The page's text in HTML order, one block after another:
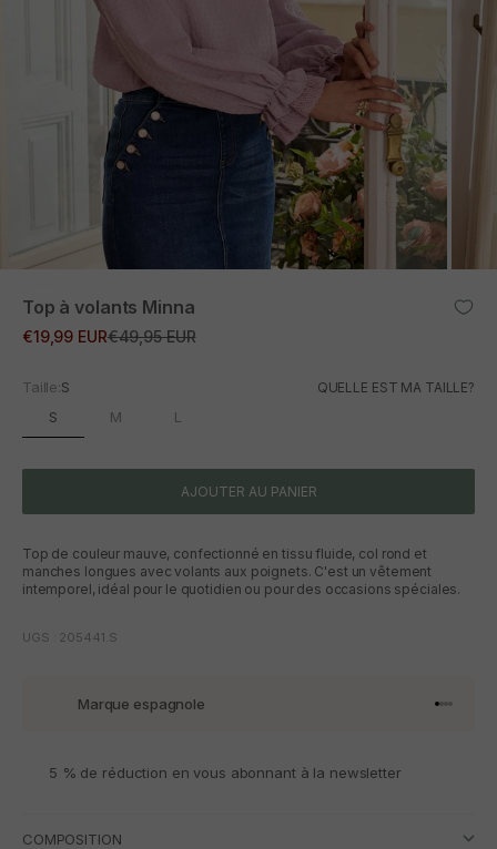
Top à volants Minna
Prix promotionnel
€19,99 EURPrix normal
€49,95 EUR
Taille:S QUELLE EST MA TAILLE?
S M L
AJOUTER AU PANIER
Top de couleur mauve, confectionné en tissu fluide, col rond et
manches longues avec volants aux poignets. C'est un vêtement
intemporel, idéal pour le quotidien ou pour des occasions spéciales.
UGS : 205441.S
Marque espagnole Aller à
Aller à
Aller à
Aller
5 % de réduction en vous abonnant à la newsletter
COMPOSITION